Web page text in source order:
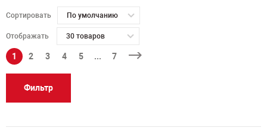
Сортировать По умолчанию
Отображать 30 товаров
1 2 3 4 5 ... 7
Фильтр